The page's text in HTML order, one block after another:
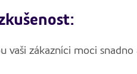
vaši zákazníci moci